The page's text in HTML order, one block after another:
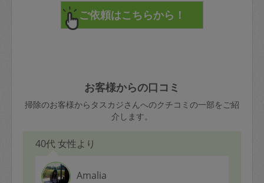
直前キャンセル料：
72時間前〜24時間前＝依頼料金の50%
依頼者不在による当日キャンセル＝依頼
金額の100%＋交通費全額
合、水曜日午前9時以降はキャンセル料が
発生
水曜日9時〜金曜日9時まで＝依頼料金の
みてください。
その後、一番気に入ったタスカジさんに
てください。
不在時に部屋に入るためにタスカジさん
きた場合は損害保険の対象外となるので
ご注意ください。
で、必ず鍵のかかるロッカーや金庫に入
れて依頼者の責任の元管理するよう心掛
けてください。
あわせてこちらも参照ください ： 初めて
利用します。注意しなくてはいけない点
はありますか？
お客様からの口コミ
掃除のお客様からタスカジさんへのクチコミの一部をご紹
介します。
40代 女性より
Amalia